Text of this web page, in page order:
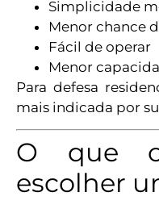
Simplicidade
Menor chance
Fácil de operar
Menor
Para defesa
mais indicada por
O que
escolher